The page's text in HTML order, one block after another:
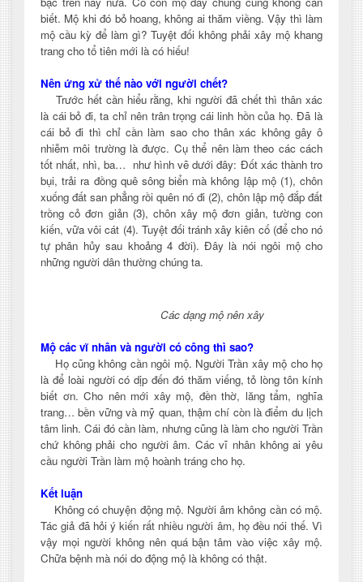
biết. Mộ khi đó bỏ hoang, không ai thăm viềng. Vậy thì làm
mộ cầu kỳ để làm gì? Tuyệt đối không phải xây mộ khang
trang cho tổ tiên mới là có hiếu!
Nên ứng xử thế nào với người chết?
Trước hết cần hiểu rằng, khi người đã chết thì thân xác
là cái bỏ đi, ta chỉ nên trân trọng cái linh hồn của họ. Đã là
cái bỏ đi thì chỉ cần làm sao cho thân xác không gây ô
nhiễm môi trường là được. Cụ thể nên làm theo các cách
tốt nhất, nhì, ba… như hình vẽ dưới đây: Đốt xác thành tro
bụi, trải ra đồng quê sông biển mà không lập mộ (1), chôn
xuống đất san phẳng rồi quên nó đi (2), chôn lập mộ đắp đất
trồng cỏ đơn giản (3), chôn xây mộ đơn giản, tường con
kiến, vữa vôi cát (4). Tuyệt đối tránh xây kiên cố (để cho nó
tự phân hủy sau khoảng 4 đời). Đây là nói ngôi mộ cho
những người dân thường chúng ta.
Các dạng mộ nên xây
Mộ các vĩ nhân và người có công thì sao?
Họ cũng không cần ngôi mộ. Người Trần xây mộ cho họ
là để loài người có dịp đến đó thăm viếng, tỏ lòng tôn kính
biết ơn. Cho nên mới xây mộ, đền thờ, lăng tẩm, nghĩa
trang… bền vững và mỹ quan, thậm chí còn là điểm du lịch
tâm linh. Cái đó cần làm, nhưng cũng là làm cho người Trần
chứ không phải cho người âm. Các vĩ nhân không ai yêu
cầu người Trần làm mộ hoành tráng cho họ.
Kết luận
Không có chuyện động mộ. Người âm không cần có mộ.
Tác giả đã hỏi ý kiến rất nhiều người âm, họ đều nói thế. Vì
vậy mọi người không nên quá bận tâm vào việc xây mộ.
Chữa bệnh mà nói do động mộ là không có thật.